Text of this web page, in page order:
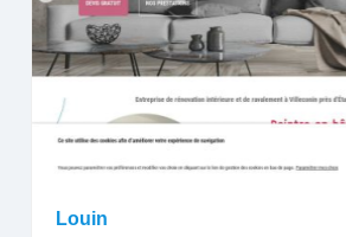
Louin